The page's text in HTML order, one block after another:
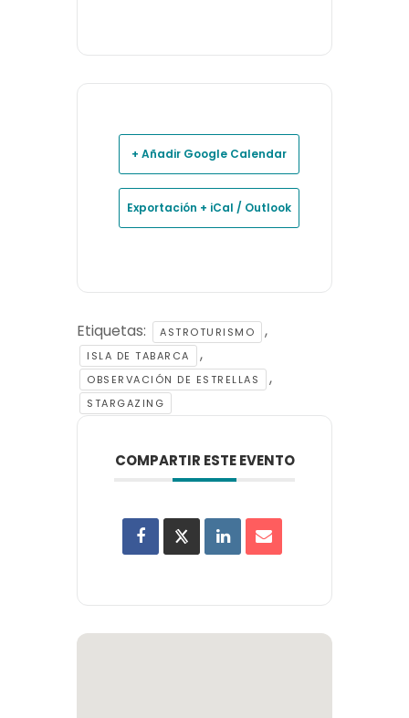
+ Añadir Google Calendar
Exportación + iCal / Outlook
Etiquetas: ASTROTURISMO ,
ISLA DE TABARCA ,
OBSERVACIÓN DE ESTRELLAS ,
STARGAZING
COMPARTIR ESTE EVENTO